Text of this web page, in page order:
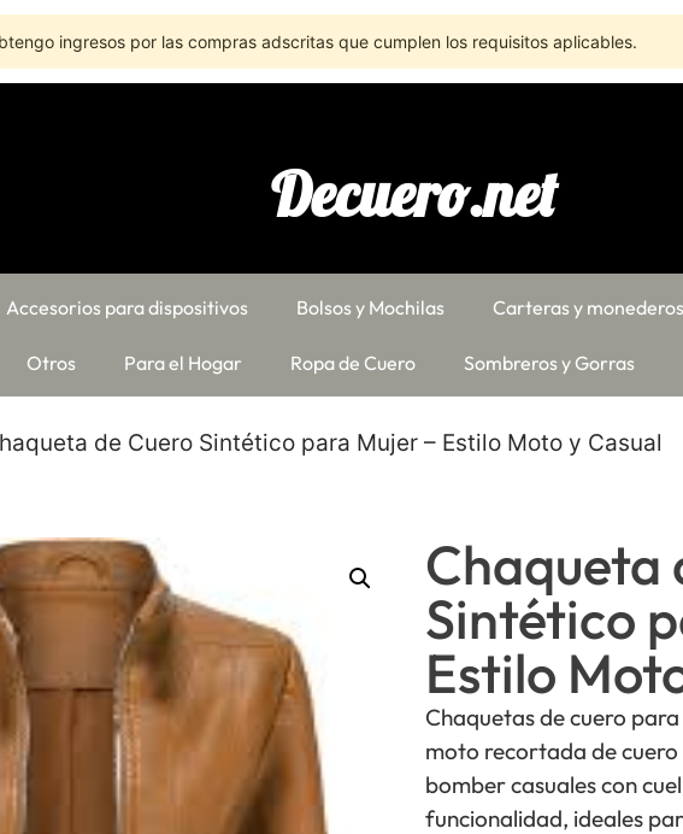
ingresos por las compras adscritas que cumplen los requisitos aplicables.
Decuero.net
Accesorios para dispositivos Bolsos y Mochilas Carteras y monederos
Otros Para el Hogar Ropa de Cuero Sombreros y Gorras
de Cuero Sintético para Mujer – Estilo Moto y Casual
Chaqueta
Sintético
Estilo
Chaquetas de cuero
moto recortada de
bomber casuales con
funcionalidad, ideales